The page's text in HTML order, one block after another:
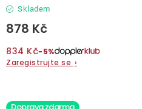
Skladem
878 Kč
834 Kč−5%
Zaregistrujte se ›